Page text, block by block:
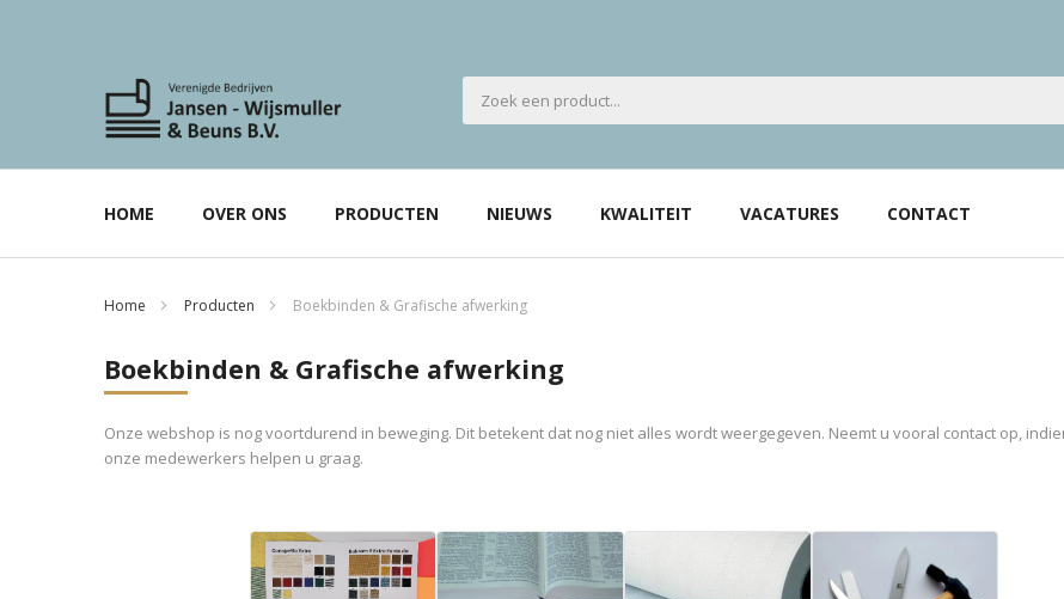
HOME OVER ONS PRODUCTEN NIEUWS KWALITEIT VACATURES CONTACT
Home Producten Boekbinden & Grafische afwerking
Boekbinden & Grafische afwerking
Onze webshop is nog voortdurend in beweging. Dit betekent dat nog niet alles wordt weergegeven. Neemt u vooral contact op,
onze medewerkers helpen u graag.